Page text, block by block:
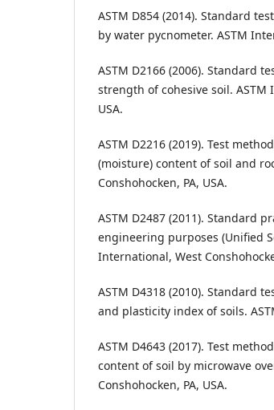
ASTM D854 (2014). Standard
by water pycnometer. ASTM
ASTM D2166 (2006). Standard
strength of cohesive soil. ASTM
USA.
ASTM D2216 (2019). Test
(moisture) content of soil and
Conshohocken, PA, USA.
ASTM D2487 (2011). Standard
engineering purposes (Unified
International, West
ASTM D4318 (2010). Standard
and plasticity index of soils.
ASTM D4643 (2017). Test
content of soil by microwave
Conshohocken, PA, USA.